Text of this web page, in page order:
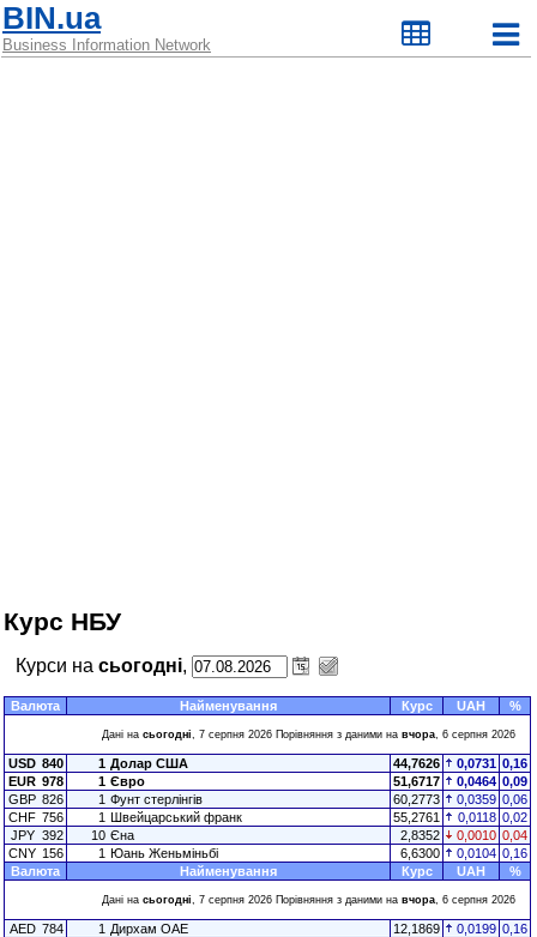
BIN.ua
Business Information Network
Курс НБУ
Курси на сьогодні,
Валюта Найменування Курс UAH %
Дані на сьогодні, 7 серпня 2026 Порівняння з даними на вчора, 6 серпня 2026
USD 840 1 Долар США 44,7626 0,0731 0,16
EUR 978 1 Євро 51,6717 0,0464 0,09
GBP 826 1 Фунт стерлінгів 60,2773 0,0359 0,06
CHF 756 1 Швейцарський франк 55,2761 0,0118 0,02
JPY 392 10 Єна 2,8352 0,0010 0,04
CNY 156 1 Юань Женьміньбі 6,6300 0,0104 0,16
Валюта
Найменування Курс UAH %
Дані на сьогодні, 7 серпня 2026 Порівняння з даними на вчора, 6 серпня 2026
AED 784 1 Дирхам ОАЕ 12,1869 0,0199 0,16